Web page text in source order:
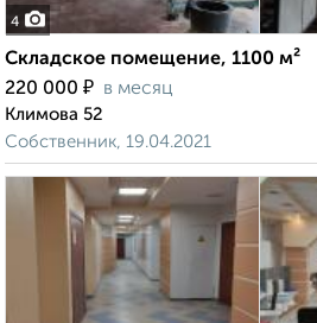
4
Складское помещение, 1100 м²
220 000 ₽ в месяц
Климова 52
Собственник, 19.04.2021